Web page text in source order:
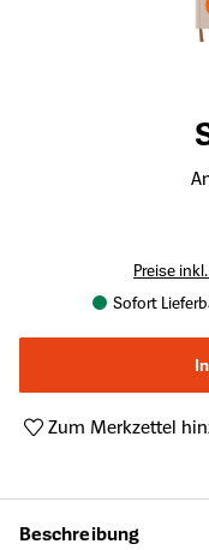
Preise
Sofort
Zum Merkzettel
Beschreibung